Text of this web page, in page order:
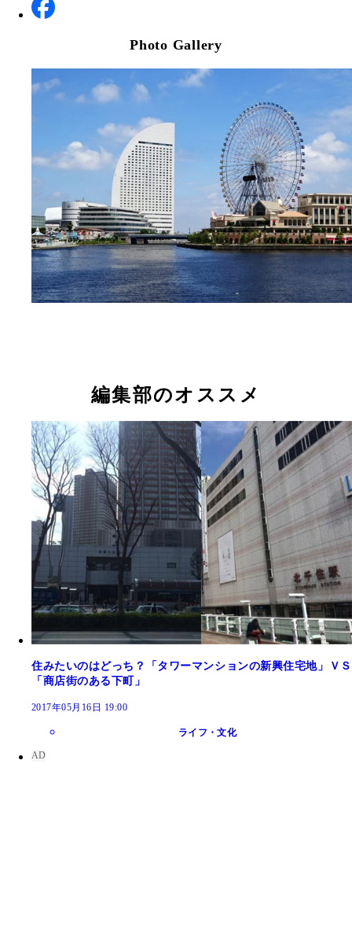
Photo Gallery
編集部のオススメ
住みたいのはどっち？「タワーマンションの新興住宅地」ＶＳ
「商店街のある下町」
2017年05月16日 19:00
ライフ・文化